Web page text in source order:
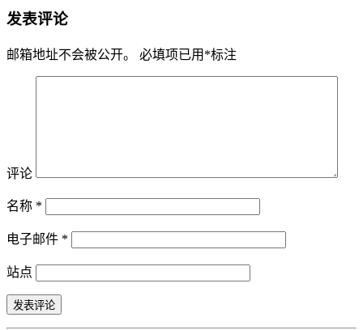
发表评论
邮箱地址不会被公开。 必填项已用 *标注
评论
名称 *
电子邮件 *
站点